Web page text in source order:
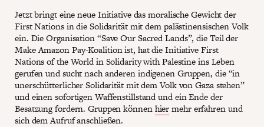
Jetzt bringt eine neue Initiative das moralische Gewicht der
First Nations in die Solidarität mit dem palästinensischen Volk
ein. Die Organisation “Save Our Sacred Lands”, die Teil der
Make Amazon Pay-Koalition ist, hat die Initiative First
Nations of the World in Solidarity with Palestine ins Leben
gerufen und sucht nach anderen indigenen Gruppen, die “in
unerschütterlicher Solidarität mit dem Volk von Gaza stehen”
und einen sofortigen Waffenstillstand und ein Ende der
Besatzung fordern. Gruppen könnenhiermehr erfahren und
sich dem Aufruf anschließen.